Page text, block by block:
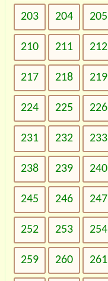
203 204 205
210 211 212
217 218 219
224 225 226
231 232 233
238 239 240
245 246 247
252 253 254
259 260 261